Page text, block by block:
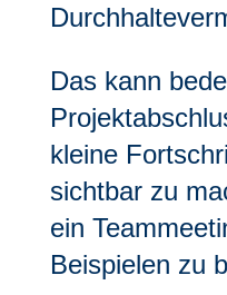
Das kann
kleine
sichtbar zu
ein
Beispielen zu